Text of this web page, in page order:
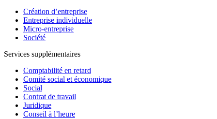
Création d’entreprise
Entreprise individuelle
Micro-entreprise
Société
Services supplémentaires
Comptabilité en retard
Comité social et économique
Social
Contrat de travail
Juridique
Conseil à l’heure